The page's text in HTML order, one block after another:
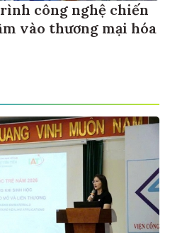
công nghệ chiến
vào thương mại hóa